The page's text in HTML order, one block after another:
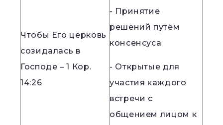
Чтобы Его церковь
созидалась в
Господе – 1 Кор.
14:26
- Принятие
решений путём
консенсуса
- Открытые для
участия каждого
встречи с
общением лицом к